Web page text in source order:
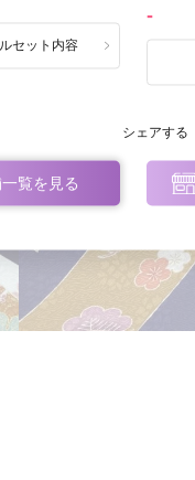
セット内容
-
シェアする
覧を見る